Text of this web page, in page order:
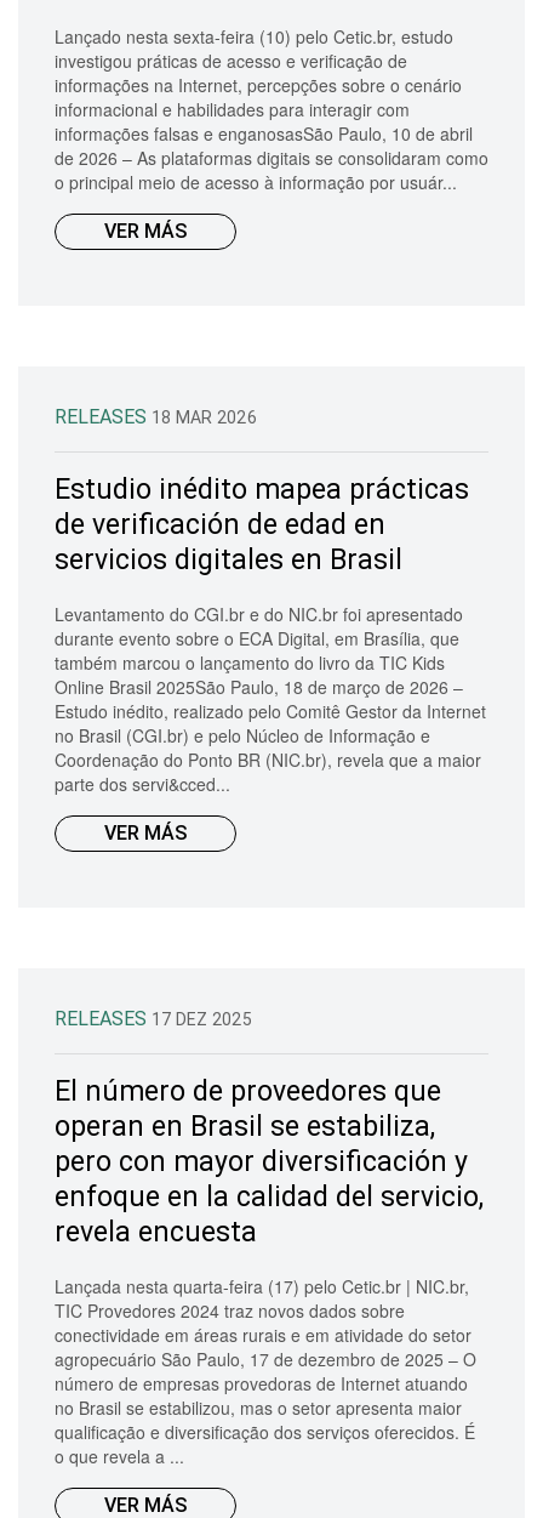
Lançado nesta sexta-feira (10) pelo Cetic.br, estudo
investigou práticas de acesso e verificação de
informações na Internet, percepções sobre o cenário
informacional e habilidades para interagir com
informações falsas e enganosasSão Paulo, 10 de abril
de 2026 – As plataformas digitais se consolidaram como
o principal meio de acesso à informação por usuár...
VER MÁS
RELEASES 18 MAR 2026
Estudio inédito mapea prácticas
de verificación de edad en
servicios digitales en Brasil
Levantamento do CGI.br e do NIC.br foi apresentado
durante evento sobre o ECA Digital, em Brasília, que
também marcou o lançamento do livro da TIC Kids
Online Brasil 2025São Paulo, 18 de março de 2026 –
Estudo inédito, realizado pelo Comitê Gestor da Internet
no Brasil (CGI.br) e pelo Núcleo de Informação e
Coordenação do Ponto BR (NIC.br), revela que a maior
parte dos servi&cced...
VER MÁS
RELEASES 17 DEZ 2025
El número de proveedores que
operan en Brasil se estabiliza,
pero con mayor diversificación y
enfoque en la calidad del servicio,
revela encuesta
Lançada nesta quarta-feira (17) pelo Cetic.br | NIC.br,
TIC Provedores 2024 traz novos dados sobre
conectividade em áreas rurais e em atividade do setor
agropecuário São Paulo, 17 de dezembro de 2025 – O
número de empresas provedoras de Internet atuando
no Brasil se estabilizou, mas o setor apresenta maior
qualificação e diversificação dos serviços oferecidos. É
o que revela a ...
VER MÁS